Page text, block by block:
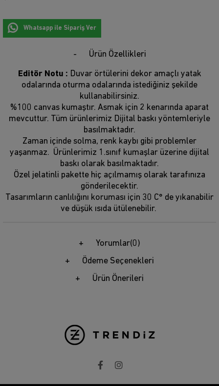
Whatsapp ile Sipariş Ver
Ürün Özellikleri
Editör Notu : Duvar örtülerini dekor amaçlı yatak
odalarında oturma odalarında istediğiniz şekilde
kullanabilirsiniz.
%100 canvas kumaştır. Asmak için 2 kenarında aparat
mevcuttur. Tüm ürünlerimiz Dijital baskı yöntemleriyle
basılmaktadır.
Zaman içinde solma, renk kaybı gibi problemler
yaşanmaz. Ürünlerimiz 1.sınıf kumaşlar üzerine dijital
baskı olarak basılmaktadır.
Özel jelatinli pakette hiç açılmamış olarak tarafınıza
gönderilecektir.
Tasarımların canlılığını koruması için 30 C° de yıkanabilir
ve düşük ısıda ütülenebilir.
Yorumlar(0)
Ödeme Seçenekleri
Ürün Önerileri